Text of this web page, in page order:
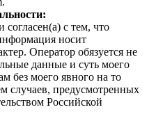
с тем, что
носит
Оператор обязуется не
данные и суть моего
без моего явного на то
случаев, предусмотренных
Российской